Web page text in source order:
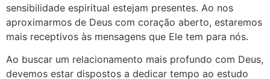
sensibilidade espiritual estejam presentes. Ao nos
aproximarmos de Deus com coração aberto, estaremos
mais receptivos às mensagens que Ele tem para nós.
Ao buscar um relacionamento mais profundo com Deus,
devemos estar dispostos a dedicar tempo ao estudo